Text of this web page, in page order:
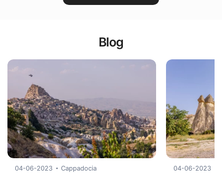
Blog
04-06-2023 Cappadocia 04-06-2023